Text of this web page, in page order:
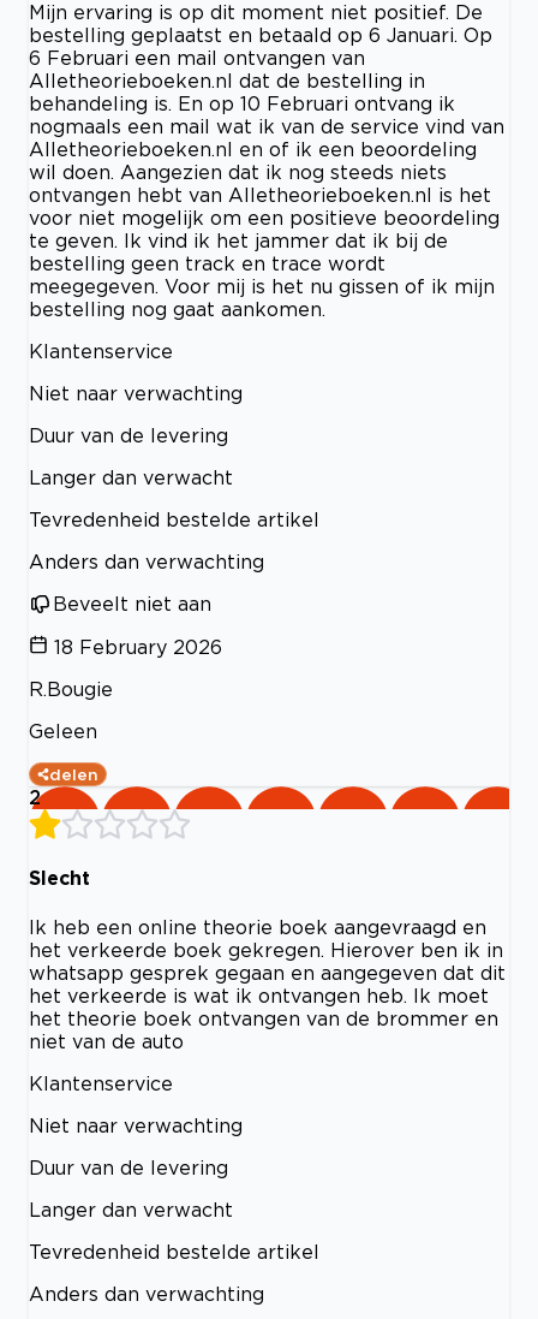
Mijn ervaring is op dit moment niet positief. De
bestelling geplaatst en betaald op 6 Januari. Op
6 Februari een mail ontvangen van
Alletheorieboeken.nl dat de bestelling in
behandeling is. En op 10 Februari ontvang ik
nogmaals een mail wat ik van de service vind van
Alletheorieboeken.nl en of ik een beoordeling
wil doen. Aangezien dat ik nog steeds niets
ontvangen hebt van Alletheorieboeken.nl is het
voor niet mogelijk om een positieve beoordeling
te geven. Ik vind ik het jammer dat ik bij de
bestelling geen track en trace wordt
meegegeven. Voor mij is het nu gissen of ik mijn
bestelling nog gaat aankomen.
Klantenservice
Niet naar verwachting
Duur van de levering
Langer dan verwacht
Tevredenheid bestelde artikel
Anders dan verwachting
Beveelt niet aan
18 February 2026
R.Bougie
Geleen
delen
2
Slecht
Ik heb een online theorie boek aangevraagd en
het verkeerde boek gekregen. Hierover ben ik in
whatsapp gesprek gegaan en aangegeven dat dit
het verkeerde is wat ik ontvangen heb. Ik moet
het theorie boek ontvangen van de brommer en
niet van de auto
Klantenservice
Niet naar verwachting
Duur van de levering
Langer dan verwacht
Tevredenheid bestelde artikel
Anders dan verwachting